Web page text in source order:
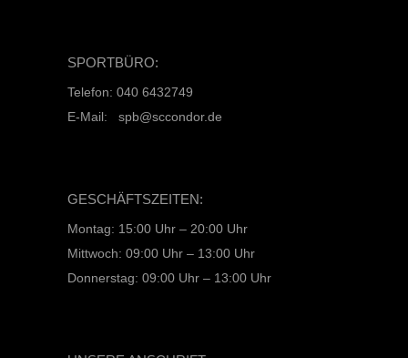
SPORTBÜRO:
Telefon: 040 6432749
E-Mail: spb@sccondor.de
GESCHÄFTSZEITEN:
Montag: 15:00 Uhr – 20:00 Uhr
Mittwoch: 09:00 Uhr – 13:00 Uhr
Donnerstag: 09:00 Uhr – 13:00 Uhr